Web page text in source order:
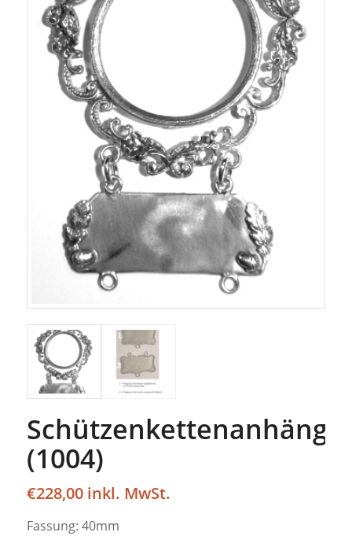
(1004)
€228,00
Fassung: 40mm